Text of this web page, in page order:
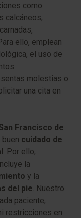
como
calcáneos,
ello, emplean
el uso de
molestias o
una cita en
Francisco de
cuidado de
. Por ello,
la
y la
del pie. Nuestro
paciente,
restricciones en